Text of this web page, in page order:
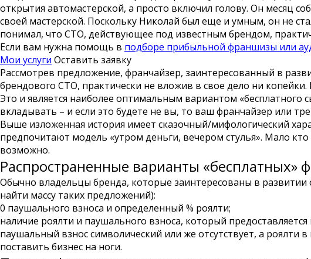
открытия автомастерской, а просто включил голову. Он месяц
своей мастерской. Поскольку Николай был еще и умным, он не
понимал, что СТО, действующее под известным брендом,
Если вам нужна помощь в подборе прибыльной франшизы или
Мои услуги Оставить заявку
Рассмотрев предложение, франчайзер, заинтересованный в
брендового СТО, практически не вложив в свое дело ни
Это и является наиболее оптимальным вариантом «бесплатного
вкладывать – и если это будете не вы, то ваш франчайзер или
Выше изложенная история имеет сказочный/мифологический
предпочитают модель «утром деньги, вечером стулья». Мало
возможно.
Распространенные варианты «бесплатных»
Обычно владельцы бренда, которые заинтересованы в
найти массу таких предложений):
0 паушального взноса и определенный % роялти;
наличие роялти и паушального взноса, который предоставляется
паушальный взнос символический или же отсутствует, а
поставить бизнес на ноги.